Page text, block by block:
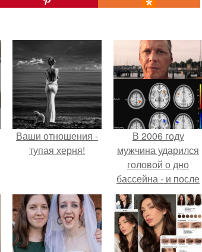
Ваши отношения -
тупая херня!
В 2006 году
мужчина ударился
головой о дно
бассейна - и после
этого его жизнь
изменилась самым
странным образом.